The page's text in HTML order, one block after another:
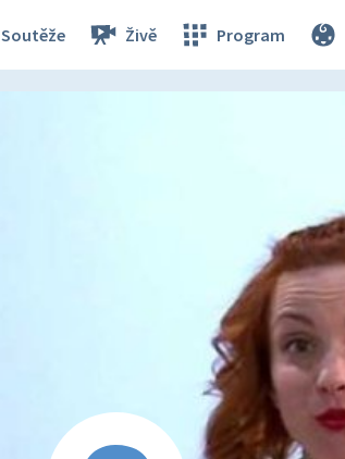
Soutěže Živě Program